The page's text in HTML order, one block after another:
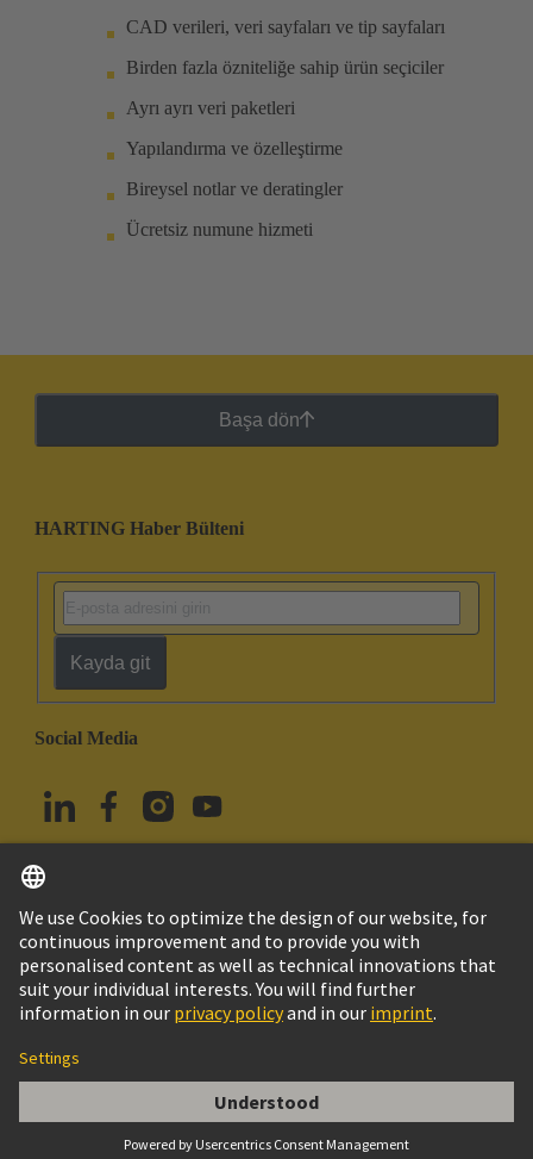
CAD verileri, veri sayfaları ve tip sayfaları
Birden fazla özniteliğe sahip ürün seçiciler
Ayrı ayrı veri paketleri
Yapılandırma ve özelleştirme
Bireysel notlar ve deratingler
Ücretsiz numune hizmeti
Başa dön
HARTING Haber Bülteni
Kayda git
Social Media
Türkiye Türkçe
© HARTING Technology Group
Imprint